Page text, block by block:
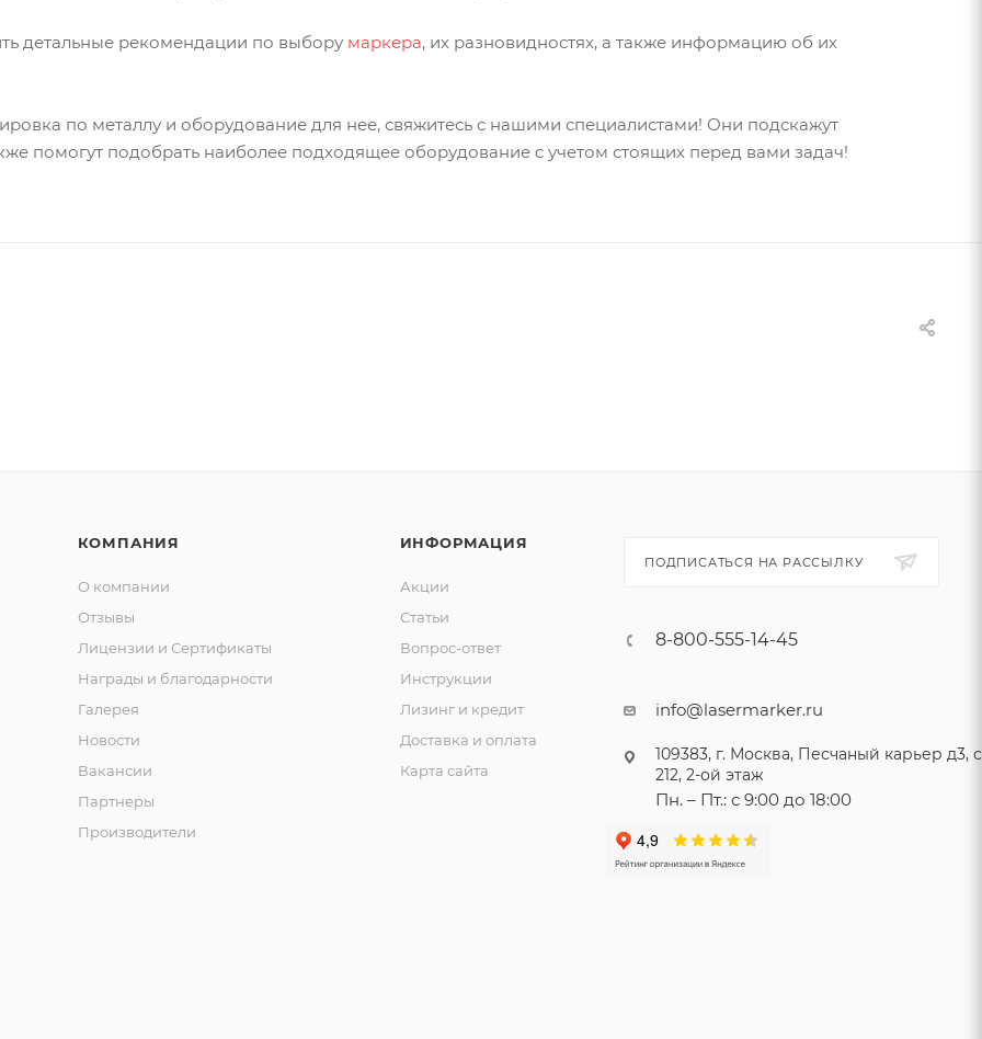
детальные рекомендации по выбору маркера, их разновидностях, а также информацию об их
по металлу и оборудование для нее, свяжитесь с нашими специалистами! Они подскажут
помогут подобрать наиболее подходящее оборудование с учетом стоящих перед вами задач!
КОМПАНИЯ
О компании
Отзывы
Лицензии и Сертификаты
Награды и благодарности
Галерея
Новости
Вакансии
Партнеры
Производители
ИНФОРМАЦИЯ
Акции
Статьи
Вопрос-ответ
Инструкции
Лизинг и кредит
Доставка и оплата
Карта сайта
ПОДПИСАТЬСЯ НА РАССЫЛКУ
8-800-555-14-45
info@lasermarker.ru
109383, г. Москва, Песчаный карьер д3,
212, 2-ой этаж
Пн. – Пт.: с 9:00 до 18:00